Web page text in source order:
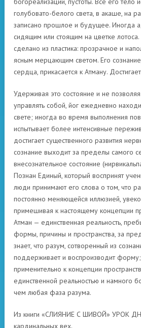
голубовато-белого света, в акаше, на
записано прошлое и будущее. Иногда
сидящим или стоящим на цветке лотоса.
сделано из пластика: прозрачное и
ясным мерцающим светом. Его
сердца, прикасается к Атману.
Удерживая это состояние и не
управлять собой, йог ежедневно
свете; иногда во время выполнения
испытывает более интенсивные
достигает существенного развития
сознание выходит за пределы самого
внесознательное состояние
Познан Единый, который воспринят
люди принимают его слова о том, что
постоянно меняющейся иллюзией,
примешивая к настоящему концепции
Атман — единственная реальность,
формы, причины и пространства, за
знает, что разум, сотворенный из
поддерживает и воспроизводит
применительно к концепции
единственной реальностью и намного
чем любая фаза разума.
Из книги «СЛИЯНИЕ С ШИВОЙ» УРОК
кардинальных вех.